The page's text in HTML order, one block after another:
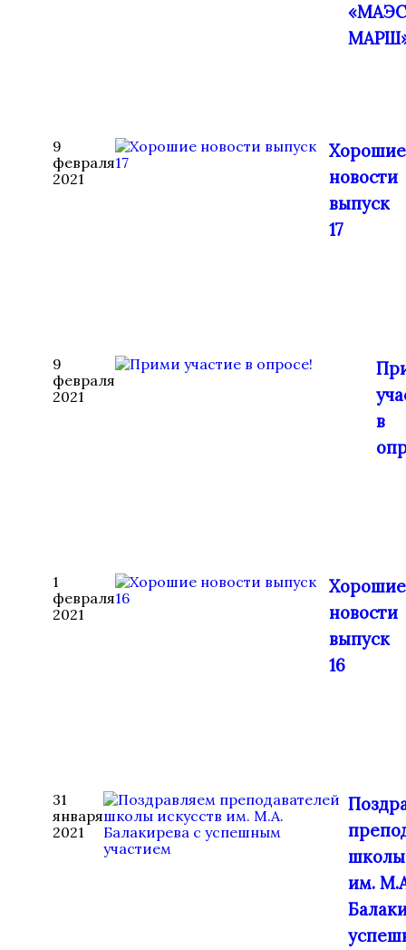
9
февраля
2021
Хорошие
новости
выпуск
17
9
февраля
2021
в
1
февраля
2021
Хорошие
новости
выпуск
16
31
января
2021
школы
им.